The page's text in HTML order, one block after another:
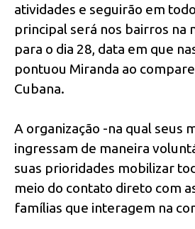
atividades e seguirão em
principal será nos bairros na
para o dia 28, data em que
pontuou Miranda ao
Cubana.
A organização -na qual seus
ingressam de maneira
suas prioridades mobilizar
meio do contato direto com
famílias que interagem na